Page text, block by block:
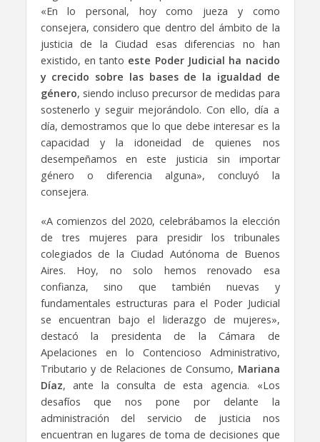
«En lo personal, hoy como jueza y como
consejera, considero que dentro del ámbito de la
justicia de la Ciudad esas diferencias no han
existido, en tanto este Poder Judicial ha nacido
y crecido sobre las bases de la igualdad de
género, siendo incluso precursor de medidas para
sostenerlo y seguir mejorándolo. Con ello, día a
día, demostramos que lo que debe interesar es la
capacidad y la idoneidad de quienes nos
desempeñamos en este justicia sin importar
género o diferencia alguna», concluyó la
consejera.
«A comienzos del 2020, celebrábamos la elección
de tres mujeres para presidir los tribunales
colegiados de la Ciudad Autónoma de Buenos
Aires. Hoy, no solo hemos renovado esa
confianza, sino que también nuevas y
fundamentales estructuras para el Poder Judicial
se encuentran bajo el liderazgo de mujeres»,
destacó la presidenta de la Cámara de
Apelaciones en lo Contencioso Administrativo,
Tributario y de Relaciones de Consumo, Mariana
Díaz, ante la consulta de esta agencia. «Los
desafíos que nos pone por delante la
administración del servicio de justicia nos
encuentran en lugares de toma de decisiones que